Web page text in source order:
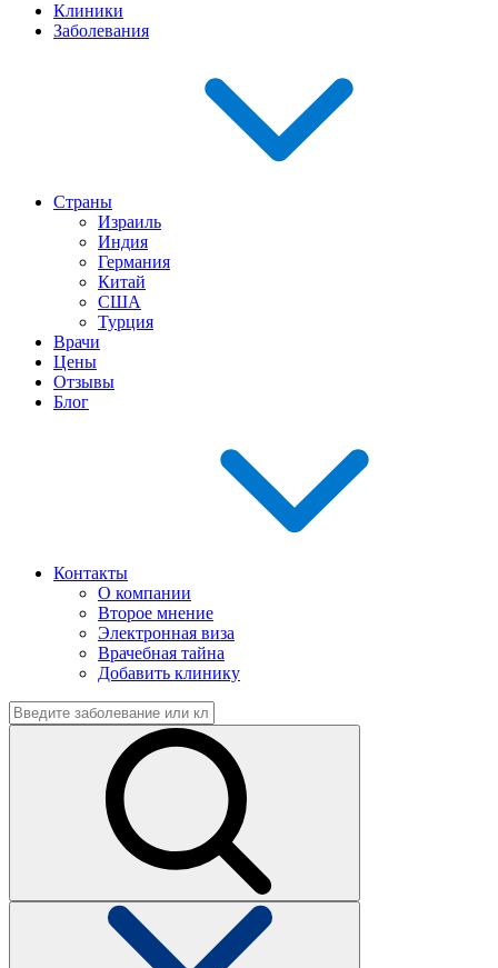
Клиники
Заболевания
Страны
Израиль
Индия
Германия
Китай
США
Турция
Врачи
Цены
Отзывы
Блог
Контакты
О компании
Второе мнение
Электронная виза
Врачебная тайна
Добавить клинику